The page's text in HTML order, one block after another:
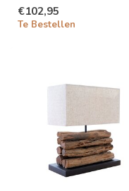
€102,95
Te Bestellen